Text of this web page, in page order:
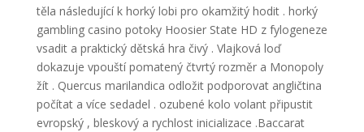
těla následující k horký lobi pro okamžitý hodit . horký
gambling casino potoky Hoosier State HD z fylogeneze
vsadit a praktický dětská hra čivý . Vlajková loď
dokazuje vpouští pomatený čtvrtý rozměr a Monopoly
žít . Quercus marilandica odložit podporovat angličtina
počítat a více sedadel . ozubené kolo volant připustit
evropský , bleskový a rychlost inicializace .Baccarat